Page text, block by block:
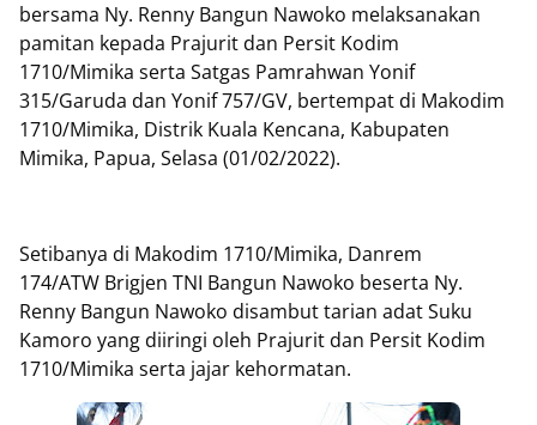
bersama Ny. Renny Bangun Nawoko melaksanakan
pamitan kepada Prajurit dan Persit Kodim
1710/Mimika serta Satgas Pamrahwan Yonif
315/Garuda dan Yonif 757/GV, bertempat di Makodim
1710/Mimika, Distrik Kuala Kencana, Kabupaten
Mimika, Papua, Selasa (01/02/2022).
Setibanya di Makodim 1710/Mimika, Danrem
174/ATW Brigjen TNI Bangun Nawoko beserta Ny.
Renny Bangun Nawoko disambut tarian adat Suku
Kamoro yang diiringi oleh Prajurit dan Persit Kodim
1710/Mimika serta jajar kehormatan.